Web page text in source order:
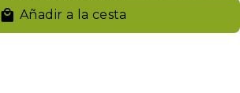
Añadir a la cesta
Entregas y devoluciones